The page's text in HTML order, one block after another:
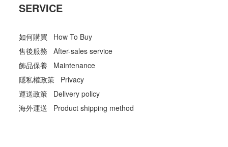
SERVICE
如何購買 How To Buy
售後服務 After-sales service
飾品保養 Maintenance
隱私權政策 Privacy
運送政策 Delivery policy
海外運送 Product shipping method